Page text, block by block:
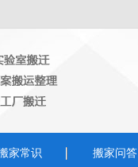
家常识 搬家问答